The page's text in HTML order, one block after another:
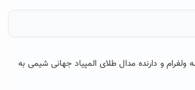
و دارنده مدال طلای المپیاد جهانی شیمی به